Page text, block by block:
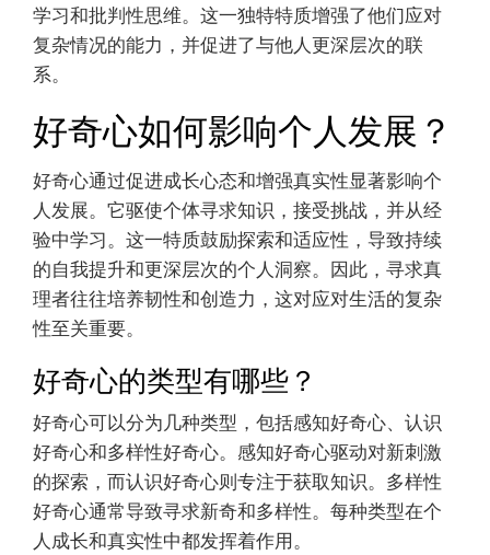
学习和批判性思维。这一独特特质增强了他们应对
复杂情况的能力，并促进了与他人更深层次的联
系。
好奇心如何影响个人发展？
好奇心通过促进成长心态和增强真实性显著影响个
人发展。它驱使个体寻求知识，接受挑战，并从经
验中学习。这一特质鼓励探索和适应性，导致持续
的自我提升和更深层次的个人洞察。因此，寻求真
理者往往培养韧性和创造力，这对应对生活的复杂
性至关重要。
好奇心的类型有哪些？
好奇心可以分为几种类型，包括感知好奇心、认识
好奇心和多样性好奇心。感知好奇心驱动对新刺激
的探索，而认识好奇心则专注于获取知识。多样性
好奇心通常导致寻求新奇和多样性。每种类型在个
人成长和真实性中都发挥着作用。